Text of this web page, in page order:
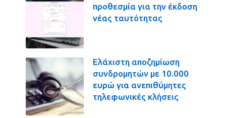
προθεσμία για την έκδοση
νέας ταυτότητας
Ελάχιστη αποζημίωση
συνδρομητών με 10.000
ευρώ για ανεπιθύμητες
τηλεφωνικές κλήσεις